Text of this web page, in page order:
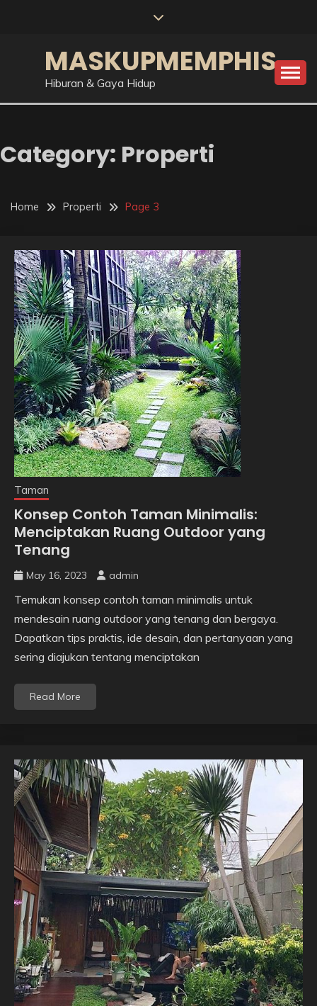
MASKUPMEMPHIS
Hiburan & Gaya Hidup
Category: Properti
Home Properti Page 3
Taman
Konsep Contoh Taman Minimalis:
Menciptakan Ruang Outdoor yang
Tenang
May 16, 2023 admin
Temukan konsep contoh taman minimalis untuk
mendesain ruang outdoor yang tenang dan bergaya.
Dapatkan tips praktis, ide desain, dan pertanyaan yang
sering diajukan tentang menciptakan
Read More